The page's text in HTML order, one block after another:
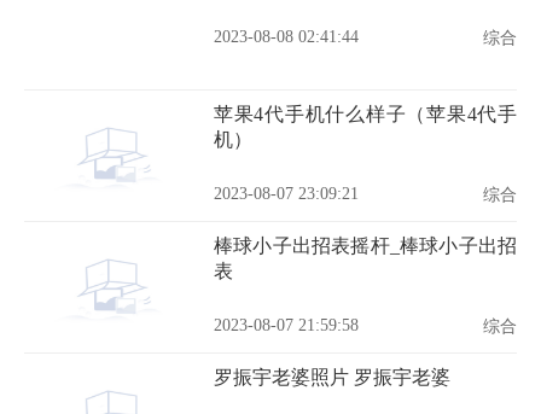
2023-08-08 02:41:44 综合
苹果4代手机什么样子（苹果4代手
机）
2023-08-07 23:09:21 综合
棒球小子出招表摇杆_棒球小子出招
表
2023-08-07 21:59:58 综合
罗振宇老婆照片 罗振宇老婆